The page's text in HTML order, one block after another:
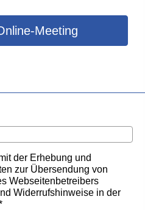
Meeting
der Erhebung und
zur Übersendung von
Webseitenbetreibers
Widerrufshinweise in der